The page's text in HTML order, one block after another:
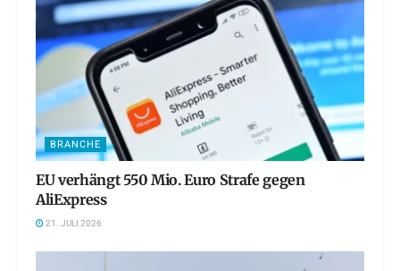
BRANCHE
EU verhängt 550 Mio. Euro Strafe gegen
AliExpress
21. JULI 2026